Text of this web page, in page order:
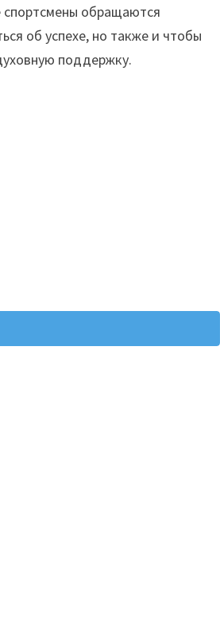
спортсмены обращаются
об успехе, но также и чтобы
поддержку.